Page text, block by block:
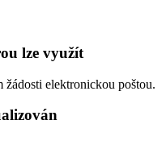
lze využít
žádosti elektronickou poštou.